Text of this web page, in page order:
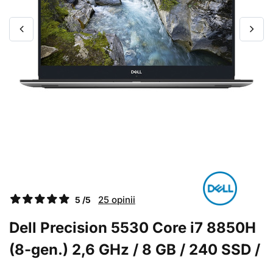
5 /5 25 opinii
Dell Precision 5530 Core i7 8850H
(8-gen.) 2,6 GHz / 8 GB / 240 SSD /